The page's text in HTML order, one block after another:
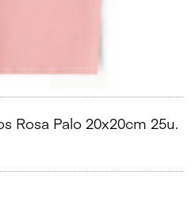
Rosa Palo 20x20cm 25u.